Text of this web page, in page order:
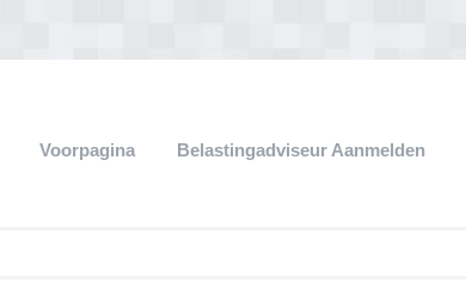
Voorpagina Belastingadviseur Aanmelden